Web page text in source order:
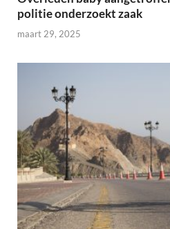
politie onderzoekt zaak
maart 29, 2025